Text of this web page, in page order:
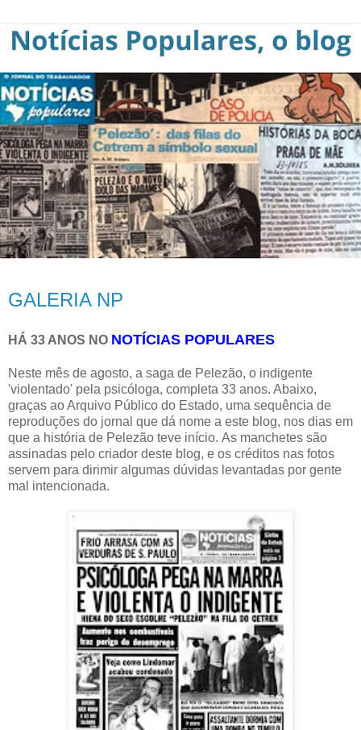
GALERIA NP
HÁ 33 ANOS NO NOTÍCIAS POPULARES
Neste mês de agosto, a saga de Pelezão, o indigente
'violentado' pela psicóloga, completa 33 anos. Abaixo,
graças ao Arquivo Público do Estado, uma sequência de
reproduções do jornal que dá nome a este blog, nos dias em
que a história de Pelezão teve início. As manchetes são
assinadas pelo criador deste blog, e os créditos nas fotos
servem para dirimir algumas dúvidas levantadas por gente
mal intencionada.